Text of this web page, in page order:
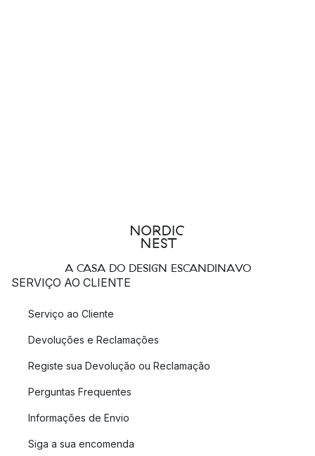
A CASA DO DESIGN ESCANDINAVO
SERVIÇO AO CLIENTE
Serviço ao Cliente
Devoluções e Reclamações
Registe sua Devolução ou Reclamação
Perguntas Frequentes
Informações de Envio
Siga a sua encomenda